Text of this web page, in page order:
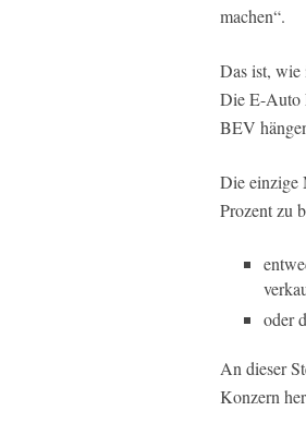
machen“.
Das ist, wie
Die E-Auto
BEV
Die einzige
Prozent zu
oder
An dieser
Konzern